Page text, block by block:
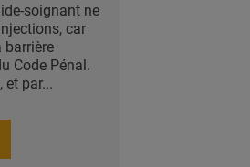
soignant ne
car
barrière
Code Pénal.
et par...